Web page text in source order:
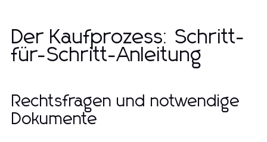
Der Kaufprozess: Schritt-
für-Schritt-Anleitung
Rechtsfragen und notwendige
Dokumente